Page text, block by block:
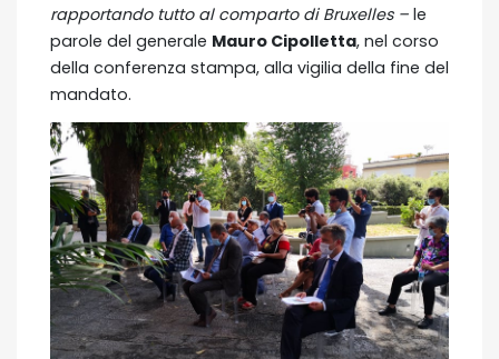
rapportando tutto al comparto di Bruxelles – le
parole del generale Mauro Cipolletta, nel corso
della conferenza stampa, alla vigilia della fine del
mandato.